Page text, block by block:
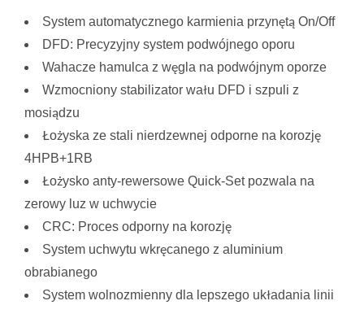
System automatycznego karmienia przynętą On/Off
DFD: Precyzyjny system podwójnego oporu
Wahacze hamulca z węgla na podwójnym oporze
Wzmocniony stabilizator wału DFD i szpuli z
mosiądzu
Łożyska ze stali nierdzewnej odporne na korozję
4HPB+1RB
Łożysko anty-rewersowe Quick-Set pozwala na
zerowy luz w uchwycie
CRC: Proces odporny na korozję
System uchwytu wkręcanego z aluminium
obrabianego
System wolnozmienny dla lepszego układania linii